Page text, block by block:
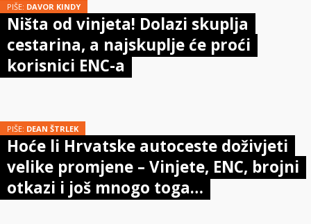
PIŠE: DAVOR KINDY
Ništa od vinjeta! Dolazi skuplja
cestarina, a najskuplje će proći
korisnici ENC-a
PIŠE: DEAN ŠTRLEK
Hoće li Hrvatske autoceste doživjeti
velike promjene – Vinjete, ENC, brojni
otkazi i još mnogo toga…